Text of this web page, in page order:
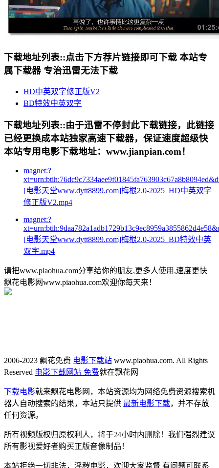
下载地址列表::点击下方荐片链接即可下载 本站专
属下载器 专治迅雷无法下载
HD中英双字修正版V2
BD特效中英双字
下载地址列表::由于迅雷不停封此下载链接，此链接
已经更换成本站独家高速下载器，保证速度超级快
本站专用电影下载地址：www.jianpian.com！
magnet:?
[电影天堂www.dytt8899.com]梅根2.0-2025_HD中英双字
修正版V2.mp4
magnet:?
[电影天堂www.dytt8899.com]梅根2.0-2025_BD特效中英
双字.mp4
请把www.piaohua.com分享给你的朋友,更多人使用,速度更快
飘花电影网www.piaohua.com欢迎你每天来！
2006-2023 飘花免费 电影下载站 www.piaohua.com. All Rights
Reserved 电影下载网站 免费就在飘花网
下载电影就来飘花电影网，本站资源均为网络免费资源搜索机
器人自动搜索的结果，本站只提供 最新电影下载，并不存放
任何资源。
所有视频版权归原权利人，将于24小时内删除！我们强烈建议
所有影视爱好者购买正版音像制品！
本站拒绝一切非法，淫秽电影，欢迎大家监督 有问题可联系